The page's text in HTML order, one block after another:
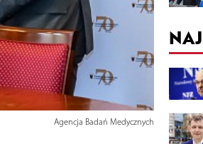
Agencja Badań Medycznych